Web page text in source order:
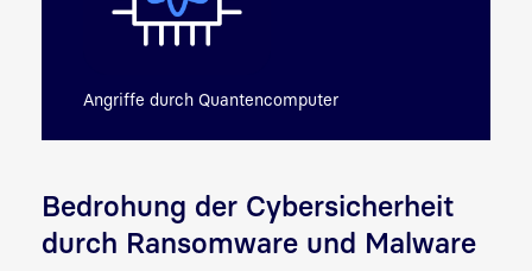
Angriffe durch Quantencomputer
Bedrohung der Cybersicherheit
durch Ransomware und Malware